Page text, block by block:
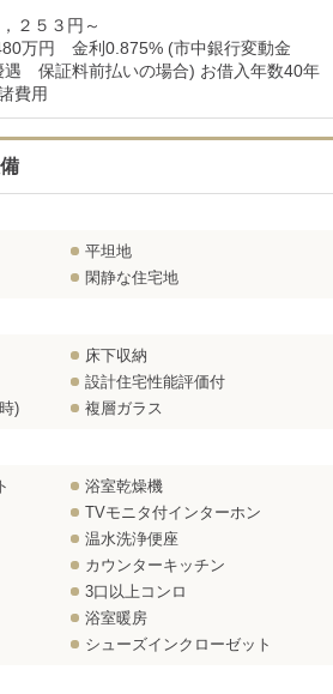
２５３円～
万円 金利0.875% (市中銀行変動金
保証料前払いの場合) お借入年数40年
費用
平坦地
閑静な住宅地
床下収納
設計住宅性能評価付
)
複層ガラス
浴室乾燥機
TVモニタ付インターホン
温水洗浄便座
カウンターキッチン
3口以上コンロ
浴室暖房
シューズインクローゼット